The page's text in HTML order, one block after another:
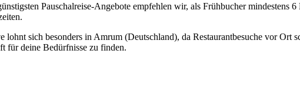
Pauschalreise-Angebote empfehlen wir, als Frühbucher mindestens
sich besonders in Amrum (Deutschland), da Restaurantbesuche vor Ort
für deine Bedürfnisse zu finden.